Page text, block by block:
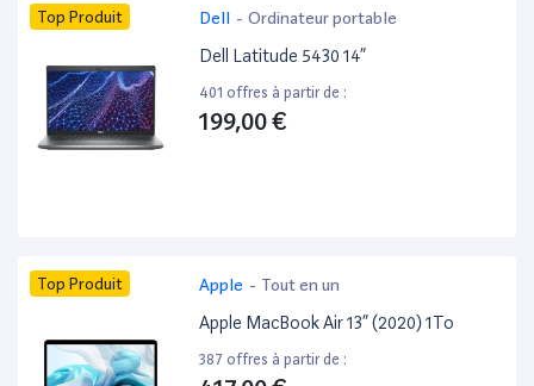
Top Produit Dell - Ordinateur portable
Dell Latitude 5430 14”
401 offres à partir de :
199,00 €
Top Produit Apple - Tout en un
Apple MacBook Air 13” (2020) 1To
387 offres à partir de :